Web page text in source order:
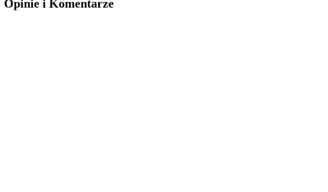
Opinie i Komentarze